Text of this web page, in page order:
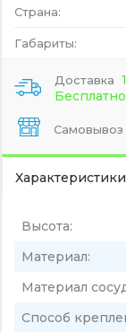
Страна:
Габариты:
Доставка
Бесплатно
Самовывоз
Характеристики
Высота:
Материал:
Материал
Способ